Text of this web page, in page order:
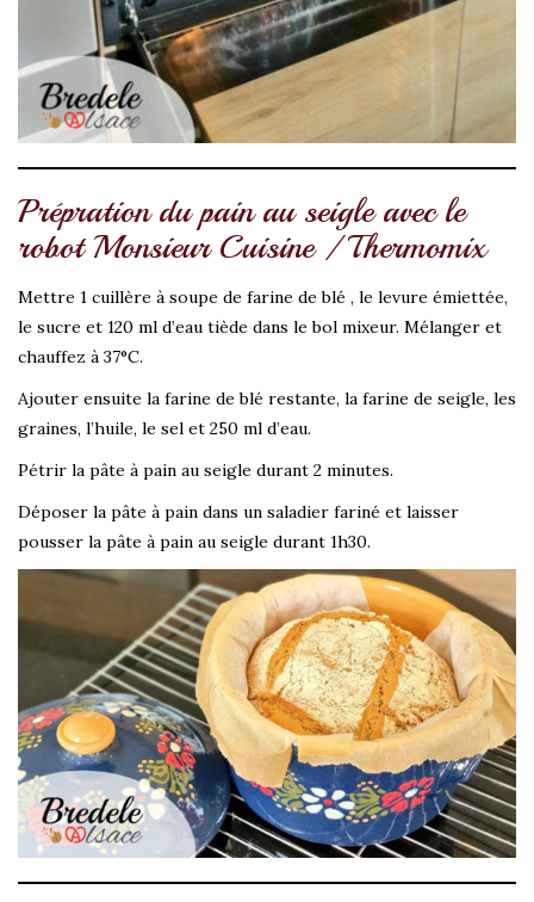
Prépration du pain au seigle avec le
robot Monsieur Cuisine / Thermomix
Mettre 1 cuillère à soupe de farine de blé , le levure émiettée,
le sucre et 120 ml d’eau tiède dans le bol mixeur. Mélanger et
chauffez à 37°C.
Ajouter ensuite la farine de blé restante, la farine de seigle, les
graines, l’huile, le sel et 250 ml d’eau.
Pétrir la pâte à pain au seigle durant 2 minutes.
Déposer la pâte à pain dans un saladier fariné et laisser
pousser la pâte à pain au seigle durant 1h30.